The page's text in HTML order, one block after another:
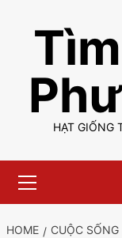
HẠT GIỐNG
Menu
HOME CUỘC SỐNG